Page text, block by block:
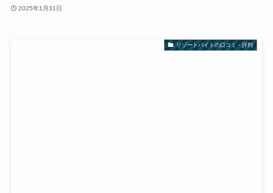
2025年1月31日
リゾートバイトの口コミ・評判